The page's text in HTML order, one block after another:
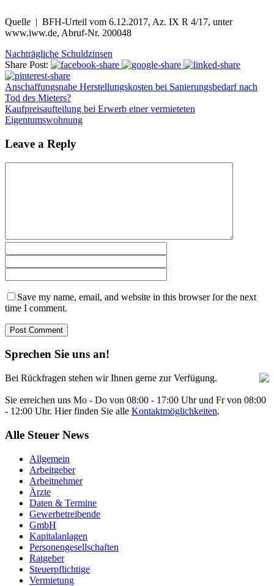
Quelle | BFH-Urteil vom 6.12.2017, Az. IX R 4/17, unter
www.iww.de, Abruf-Nr. 200048
Nachträgliche Schuldzinsen
Share Post:
Anschaffungsnahe Herstellungskosten bei Sanierungsbedarf nach
Tod des Mieters?
Kaufpreisaufteilung bei Erwerb einer vermieteten
Eigentumswohnung
Leave a Reply
Save my name, email, and website in this browser for the next
time I comment.
Sprechen Sie uns an!
Bei Rückfragen stehen wir Ihnen gerne zur Verfügung.
Sie erreichen uns Mo - Do von 08:00 - 17:00 Uhr und Fr von 08:00
- 12:00 Uhr. Hier finden Sie alle Kontaktmöglichkeiten.
Alle Steuer News
Allgemein
Arbeitgeber
Arbeitnehmer
Ärzte
Daten & Termine
Gewerbetreibende
GmbH
Kapitalanlagen
Personengesellschaften
Ratgeber
Steuerpflichtige
Vermietung